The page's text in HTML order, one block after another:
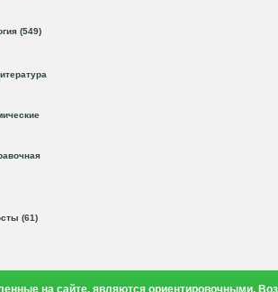
(549)
(61)
на сайте, являются ориентировочными.